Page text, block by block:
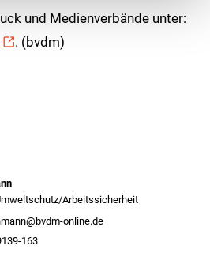
und Medienverbände unter:
. (bvdm)
Arbeitssicherheit
online.de
163